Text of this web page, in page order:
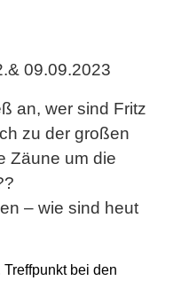
09.09.2023
an, wer sind Fritz
zu der großen
Zäune um die
– wie sind heut
bei den